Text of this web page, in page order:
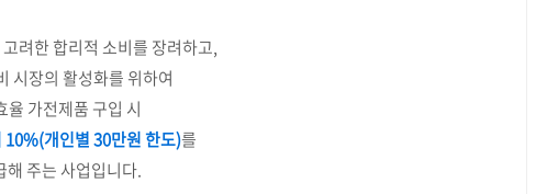
려한 합리적 소비를 장려하고,
시장의 활성화를 위하여
율 가전제품 구입 시
10%(개인별 30만원 한도)를
해 주는 사업입니다.